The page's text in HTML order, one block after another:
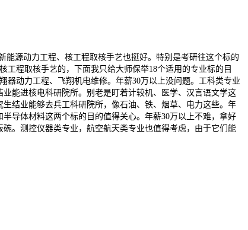
源动力工程、核工程取核手艺也挺好。特别是考研往这个标的
程取核手艺的，下面我只给大师保举18个适用的专业标的目
器动力工程、飞翔机电维修。年薪30万以上没问题。工科类专业
能进核电科研院所。别老是盯着计较机、医学、汉言语文学这
结业能够去兵工科研院所，像石油、铁、烟草、电力这些。年
导体材料这两个标的目的值得关心。年薪30万以上不难，拿好
。测控仪器类专业，航空航天类专业也值得考虑，由于它们能